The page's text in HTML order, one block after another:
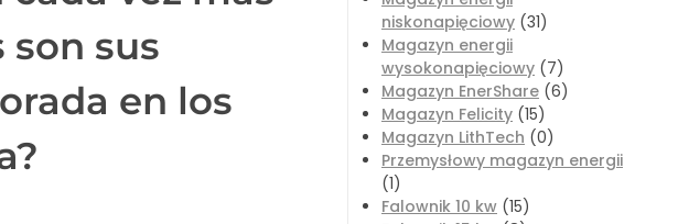
son sus
en los
niskonapięciowy (31)
Magazyn energii
wysokonapięciowy (7)
Magazyn EnerShare (6)
Magazyn Felicity (15)
Magazyn LithTech (0)
Przemysłowy magazyn energii
(1)
Falownik 10 kw (15)